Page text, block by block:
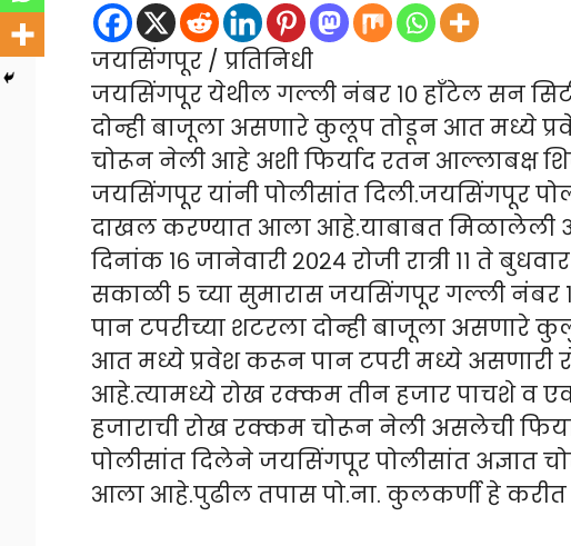
जयसिंगपूर / प्रतिनिधी
जयसिंगपूर येथील गल्ली नंबर १० हाँटेल सन
दोन्ही बाजूला असणारे कुलूप तोडून आत मध्ये
चोरून नेली आहे अशी फिर्याद रतन आल्लाबक्ष
जयसिंगपूर यांनी पोलीसांत दिली.जयसिंगपूर
दाखल करण्यात आला आहे.याबाबत मिळालेली
दिनांक १६ जानेवारी २०२४ रोजी रात्री ११ ते
सकाळी ५ च्या सुमारास जयसिंगपूर गल्ली नंबर
पान टपरीच्या शटरला दोन्ही बाजूला असणारे
आत मध्ये प्रवेश करून पान टपरी मध्ये असणारी
आहे.त्यामध्ये रोख रक्कम तीन हजार पाचशे व
हजाराची रोख रक्कम चोरून नेली असलेची
पोलीसांत दिलेने जयसिंगपूर पोलीसांत अज्ञात
आला आहे.पुढील तपास पो.ना. कुलकर्णी हे